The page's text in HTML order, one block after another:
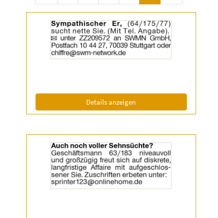
der
Anzeige
2055455
anzeigen
Details anzeigen
der
Anzeige
2056638
anzeigen
|